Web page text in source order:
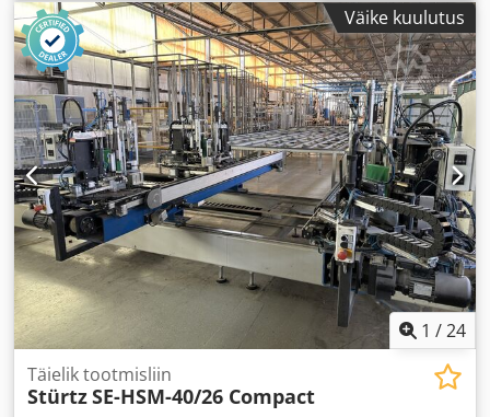
elektrooniline stabiilsusprogramm (ESP), kliimaseade,
navigatsioonisüsteem,
Väike kuulutus
1 /24
Täielik tootmisliin
StürtzSE-HSM-40/26 Compact